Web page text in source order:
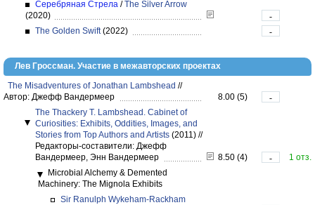
Серебряная Стрела /The Silver Arrow
(2020)
-
The Golden Swift(2022) -
Лев Гроссман. Участие в межавторских проектах
The Misadventures of Jonathan Lambshead //
Автор: Джефф Вандермеер
8.00 (5)
-
The Thackery T. Lambshead. Cabinet of
Curiosities: Exhibits, Oddities, Images, and
Stories from Top Authors and Artists (2011) //
Редакторы-составители: Джефф
Вандермеер, Энн Вандермеер
8.50 (4) -
1 отз.
Microbial Alchemy & Demented
Machinery: The Mignola Exhibits
Sir Ranulph Wykeham-Rackham